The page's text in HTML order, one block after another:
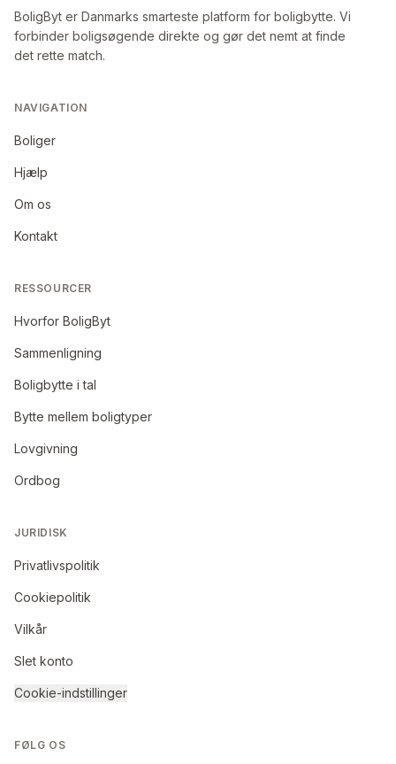
BoligByt er Danmarks smarteste platform for boligbytte. Vi
forbinder boligsøgende direkte og gør det nemt at finde
det rette match.
NAVIGATION
Boliger
Hjælp
Om os
Kontakt
RESSOURCER
Hvorfor BoligByt
Sammenligning
Boligbytte i tal
Bytte mellem boligtyper
Lovgivning
Ordbog
JURIDISK
Privatlivspolitik
Cookiepolitik
Vilkår
Slet konto
Cookie-indstillinger
FØLG OS